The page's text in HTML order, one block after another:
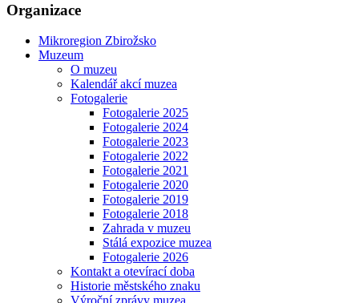
Organizace
Mikroregion Zbirožsko
Muzeum
O muzeu
Kalendář akcí muzea
Fotogalerie
Fotogalerie 2025
Fotogalerie 2024
Fotogalerie 2023
Fotogalerie 2022
Fotogalerie 2021
Fotogalerie 2020
Fotogalerie 2019
Fotogalerie 2018
Zahrada v muzeu
Stálá expozice muzea
Fotogalerie 2026
Kontakt a otevírací doba
Historie městského znaku